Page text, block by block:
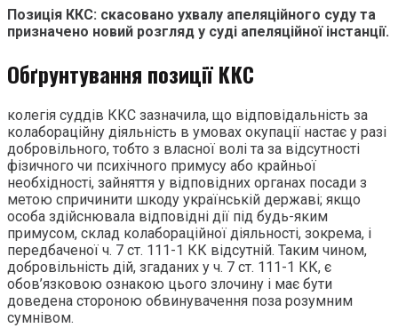
Позиція ККС: скасовано ухвалу апеляційного суду та
призначено новий розгляд у суді апеляційної інстанції.
Обґрунтування позиції ККС
колегія суддів ККС зазначила, що відповідальність за
колабораційну діяльність в умовах окупації настає у разі
добровільного, тобто з власної волі та за відсутності
фізичного чи психічного примусу або крайньої
необхідності, зайняття у відповідних органах посади з
метою спричинити шкоду українській державі; якщо
особа здійснювала відповідні дії під будь-яким
примусом, склад колабораційної діяльності, зокрема, і
передбаченої ч. 7 ст. 111-1 КК відсутній. Таким чином,
добровільність дій, згаданих у ч. 7 ст. 111-1 КК, є
обов’язковою ознакою цього злочину і має бути
доведена стороною обвинувачення поза розумним
сумнівом.